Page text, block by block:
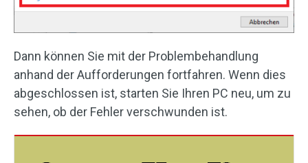
Dann können Sie mit der Problembehandlung
anhand der Aufforderungen fortfahren. Wenn dies
abgeschlossen ist, starten Sie Ihren PC neu, um zu
sehen, ob der Fehler verschwunden ist.